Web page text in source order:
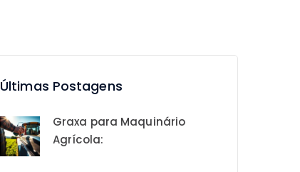
Últimas Postagens
Graxa para Maquinário
Agrícola: